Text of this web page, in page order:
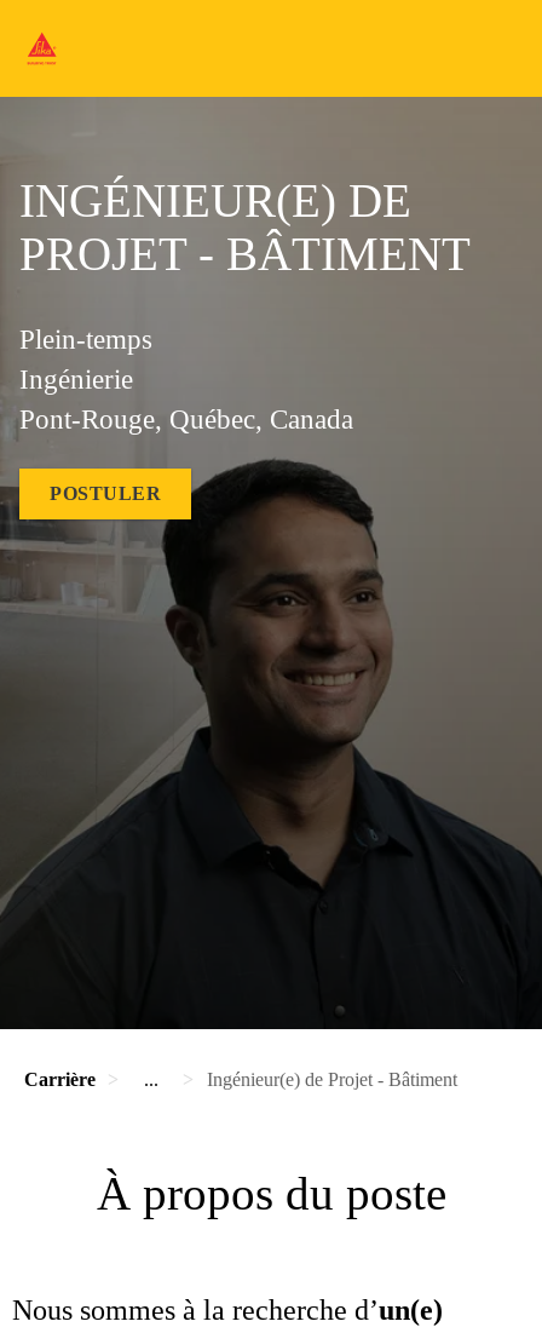
INGÉNIEUR(E) DE
PROJET - BÂTIMENT
Plein-temps
Ingénierie
Pont-Rouge, Québec, Canada
POSTULER
Carrière ... Ingénieur(e) de Projet - Bâtiment
À propos du poste
Nous sommes à la recherche d’un(e)